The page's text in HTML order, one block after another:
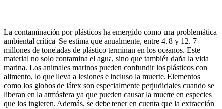
La contaminación por plásticos ha emergido como una problemática
ambiental crítica. Se estima que anualmente, entre 4. 8 y 12. 7
millones de toneladas de plástico terminan en los océanos. Este
material no solo contamina el agua, sino que también daña la vida
marina. Los animales marinos pueden confundir los plásticos con
alimento, lo que lleva a lesiones e incluso la muerte. Elementos
como los globos de látex son especialmente perjudiciales cuando se
liberan en la atmósfera ya que pueden causar la muerte en especies
que los ingieren. Además, se debe tener en cuenta que la extracción